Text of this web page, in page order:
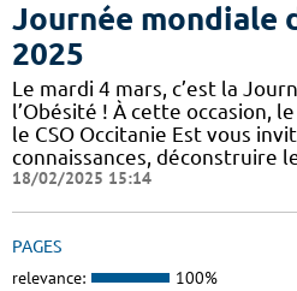
Journée mondiale
2025
Le mardi 4 mars, c’est la
l’Obésité ! À cette occasion,
le CSO Occitanie Est vous
connaissances, déconstruire
18/02/2025 15:14
PAGES
relevance: 100%